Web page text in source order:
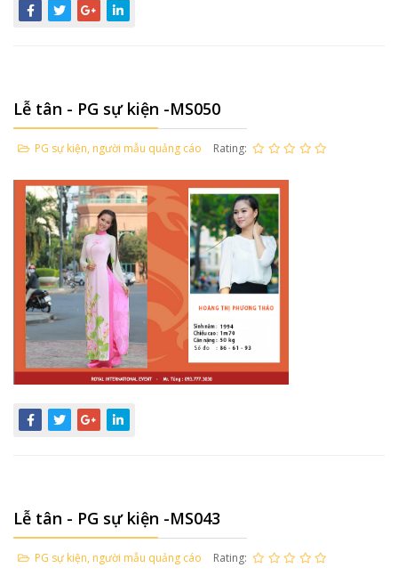
Lễ tân - PG sự kiện -MS050
PG sự kiện, người mẫu quảng cáo Rating:
Lễ tân - PG sự kiện -MS043
PG sự kiện, người mẫu quảng cáo Rating: